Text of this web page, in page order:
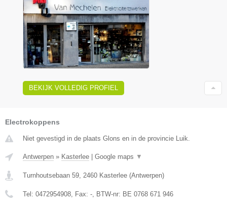
BEKIJK VOLLEDIG PROFIEL
Electrokoppens
Niet gevestigd in de plaats Glons en in de provincie Luik.
Antwerpen » Kasterlee Google maps ▼
Turnhoutsebaan 59, 2460 Kasterlee (Antwerpen)
Tel: 0472954908, Fax: -, BTW-nr: BE 0768 671 946